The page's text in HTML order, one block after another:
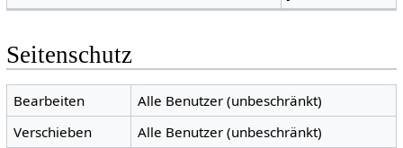
Seitenschutz
Bearbeiten
Alle Benutzer (unbeschränkt)
Verschieben
Alle Benutzer (unbeschränkt)